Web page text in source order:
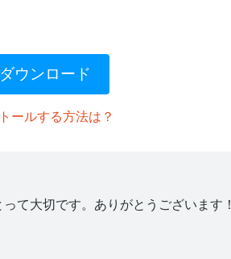
ウンロード
ールする方法は？
て大切です。ありがとうございます！